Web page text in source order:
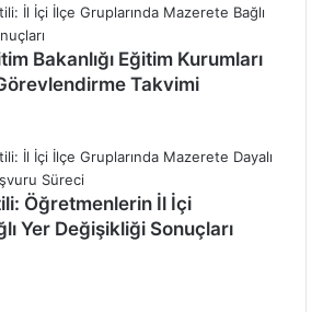
Bakanlığı Eğitim Kurumları
Takvimi
Öğretmenlerin İl İçi
Yer Değişikliği Sonuçları